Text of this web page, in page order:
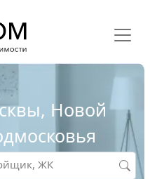
Новой
ЖК